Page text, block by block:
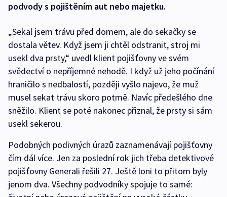
podvody s pojištěním aut nebo majetku.
„Sekal jsem trávu před domem, ale do sekačky se
dostala větev. Když jsem ji chtěl odstranit, stroj mi
usekl dva prsty,“ uvedl klient pojišťovny ve svém
svědectví o nepříjemné nehodě. I když už jeho počínání
hraničilo s nedbalostí, později vyšlo najevo, že muž
musel sekat trávu skoro potmě. Navíc předešlého dne
sněžilo. Klient se poté nakonec přiznal, že prsty si sám
usekl sekerou.
Podobných podivných úrazů zaznamenávají pojišťovny
čím dál více. Jen za poslední rok jich třeba detektivové
pojišťovny Generali řešili 27. Ještě loni to přitom byly
jenom dva. Všechny podvodníky spojuje to samé: